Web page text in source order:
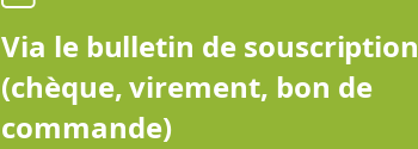
Via le bulletin de souscription
(chèque, virement, bon de
commande)